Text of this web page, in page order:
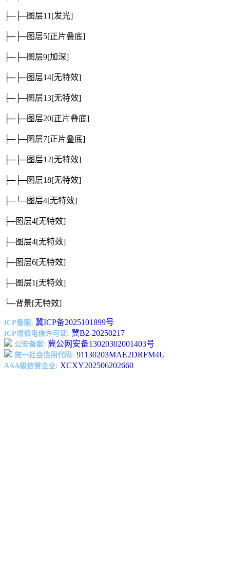
├─├─图层11 [发光]
├─├─图层5[正片叠底]
├─├─图层9[加深]
├─├─图层14[无特效]
├─├─图层13[无特效]
├─├─图层20[正片叠底]
├─├─图层7[正片叠底]
├─├─图层12[无特效]
├─├─图层18[无特效]
├─└─图层4[无特效]
├─图层4[无特效]
├─图层4[无特效]
├─图层6[无特效]
├─图层1 [无特效]
└─背景[无特效]
ICP备案: 冀ICP备2025101899号
ICP增值电信许可证: 冀B2-20250217
公安备案: 冀公网安备13020302001403号
统一社会信用代码: 91130203MAE2DRFM4U
AAA级信誉企业: XCXY202506202660